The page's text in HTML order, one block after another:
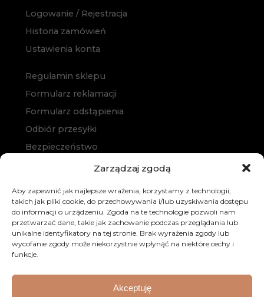
Zarządzaj zgodą
Aby zapewnić jak najlepsze wrażenia, korzystamy z technologii,
takich jak pliki cookie, do przechowywania i/lub uzyskiwania dostępu
do informacji o urządzeniu. Zgoda na te technologie pozwoli nam
przetwarzać dane, takie jak zachowanie podczas przeglądania lub
unikalne identyfikatory na tej stronie. Brak wyrażenia zgody lub
wycofanie zgody może niekorzystnie wpłynąć na niektóre cechy i
funkcje.
Akceptuję
Logowanie / Rejestracja
Historia zamówień
Ustawienia konta
Regulamin sklepu
Formularz reklamacji
Formularz odstąpienia
Odbiór przesyłki
Bezpieczeństwo
Polityka prywatności
Zakup na raty
Kontakt